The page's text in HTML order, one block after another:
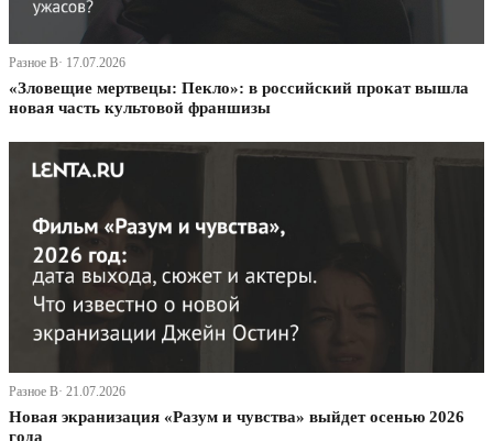
Разное В· 17.07.2026
«Зловещие мертвецы: Пекло»: в российский прокат вышла
новая часть культовой франшизы
Разное В· 21.07.2026
Новая экранизация «Разум и чувства» выйдет осенью 2026
года